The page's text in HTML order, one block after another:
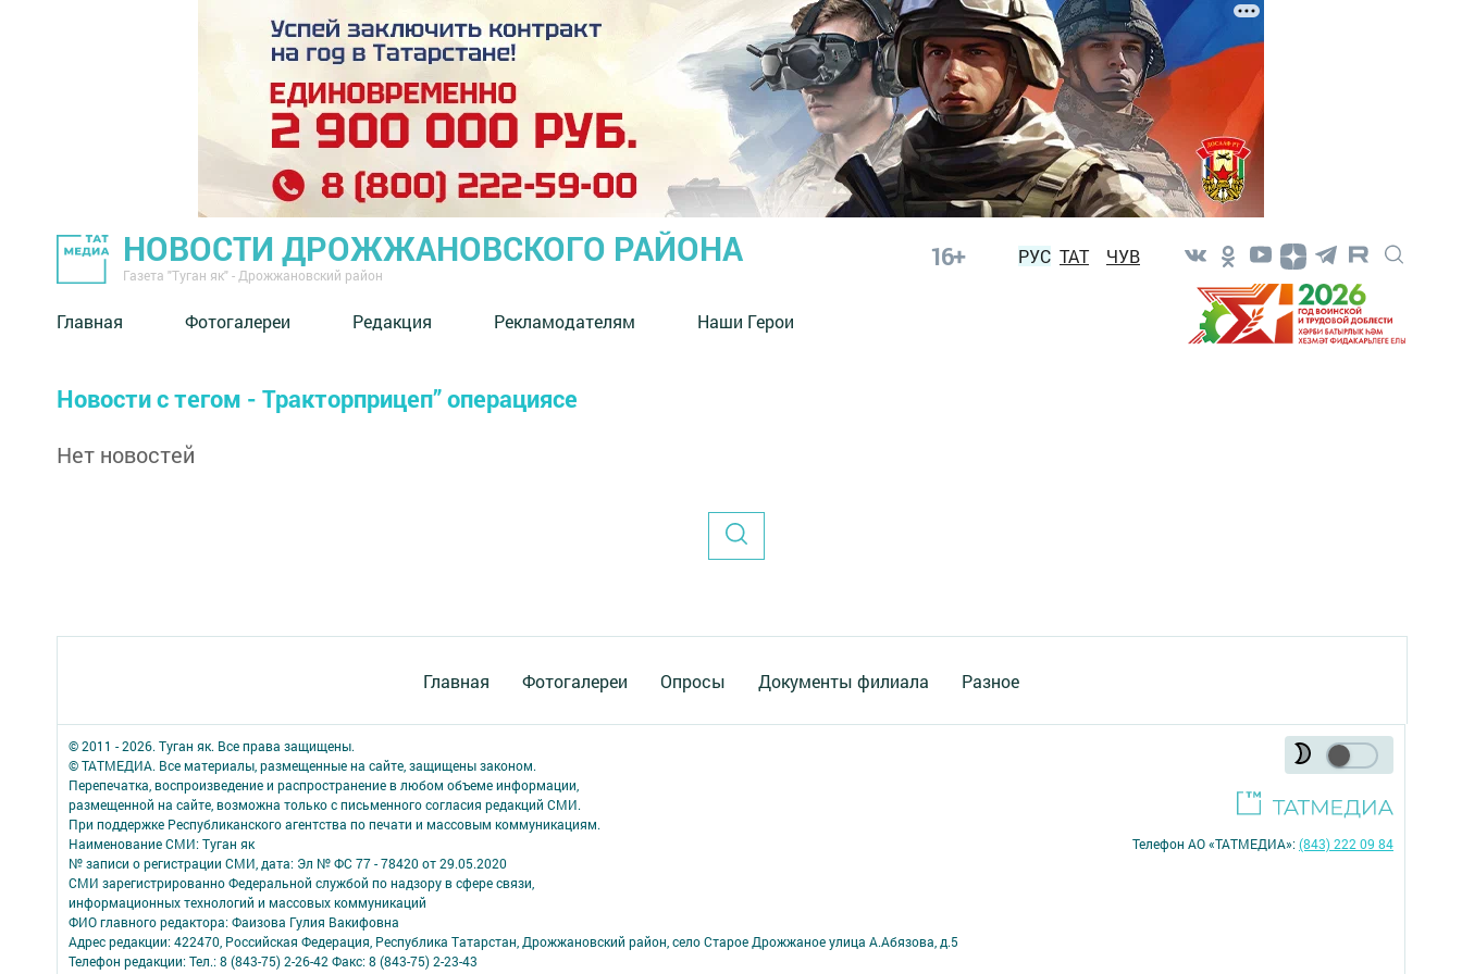
НОВОСТИ ДРОЖЖАНОВСКОГО РАЙОНА
Газета "Туган як" - Дрожжановский район
16+ РУС ТАТ ЧУВ
Главная Фотогалереи Редакция Рекламодателям Наши Герои
Новости с тегом - Тракторприцеп” операциясе
Нет новостей
Главная Фотогалереи Опросы Документы филиала Разное
© 2011 - 2026. Туган як. Все права защищены.
© ТАТМЕДИА. Все материалы, размещенные на сайте, защищены законом.
Перепечатка, воспроизведение и распространение в любом объеме информации,
размещенной на сайте, возможна только с письменного согласия редакций СМИ.
При поддержке Республиканского агентства по печати и массовым коммуникациям.
Наименование СМИ: Туган як
№ записи о регистрации СМИ, дата: Эл № ФС 77 - 78420 от 29.05.2020
СМИ зарегистрированно Федеральной службой по надзору в сфере связи,
информационных технологий и массовых коммуникаций
ФИО главного редактора: Фаизова Гулия Вакифовна
Адрес редакции: 422470, Российская Федерация, Республика Татарстан, Дрожжановский район, село Старое Дрожжаное улица А.Абязова, д.5
Телефон редакции: Тел.: 8 (843-75) 2-26-42 Факс: 8 (843-75) 2-23-43
Телефон АО «ТАТМЕДИА»:(843) 222 09 84